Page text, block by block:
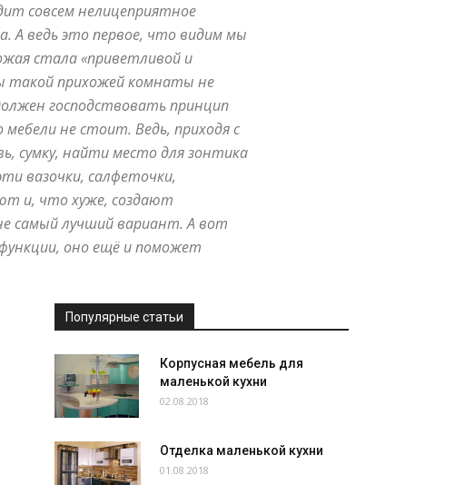
совсем нелицеприятное
А ведь это первое, что видим мы
стала «приветливой и
такой прихожей комнаты не
господствовать принцип
не стоит. Ведь, приходя с
сумку, найти место для зонтика
вазочки, салфеточки,
и, что хуже, создают
самый лучший вариант. А вот
оно ещё и поможет
Популярные статьи
Корпусная мебель для
маленькой кухни
02.08.2018
Отделка маленькой кухни
01.08.2018